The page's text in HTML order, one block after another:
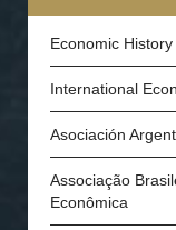
Economic
International
Asociación
Associação
Econômica